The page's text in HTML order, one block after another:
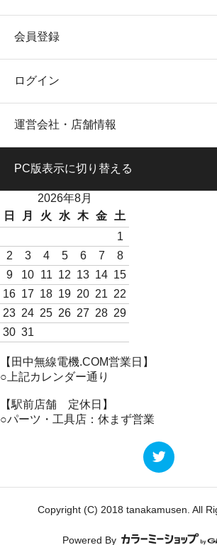
会員登録
ログイン
運営会社・店舗情報
PC版表示に切り替える
2026年8月
日
月 火 水 木 金
土
1
2
3 4 5 6 7
8
9
10 11 12 13 14 15
16 17 18 19 20 21 22
23 24 25 26 27 28 29
30 31
【田中無線電機.COM営業日】
○上記カレンダー通り
【駅前店舗 定休日】
○パーツ・工具店：休まず営業
Copyright (C) 2018 tanakamusen. All
Powered By